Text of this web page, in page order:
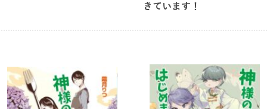
きています！